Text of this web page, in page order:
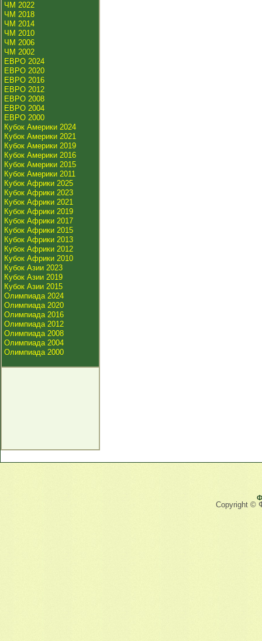
ЧМ 2022
ЧМ 2018
ЧМ 2014
ЧМ 2010
ЧМ 2006
ЧМ 2002
ЕВРО 2024
ЕВРО 2020
ЕВРО 2016
ЕВРО 2012
ЕВРО 2008
ЕВРО 2004
ЕВРО 2000
Кубок Америки 2024
Кубок Америки 2021
Кубок Америки 2019
Кубок Америки 2016
Кубок Америки 2015
Кубок Америки 2011
Кубок Африки 2025
Кубок Африки 2023
Кубок Африки 2021
Кубок Африки 2019
Кубок Африки 2017
Кубок Африки 2015
Кубок Африки 2013
Кубок Африки 2012
Кубок Африки 2010
Кубок Азии 2023
Кубок Азии 2019
Кубок Азии 2015
Олимпиада 2024
Олимпиада 2020
Олимпиада 2016
Олимпиада 2012
Олимпиада 2008
Олимпиада 2004
Олимпиада 2000
Copyright ©